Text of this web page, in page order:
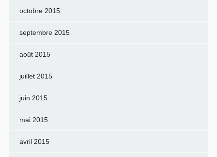
octobre 2015
septembre 2015
août 2015
juillet 2015
juin 2015
mai 2015
avril 2015